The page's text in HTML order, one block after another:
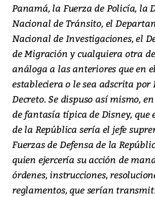
Panamá, la Fuerza de Policía, la
Nacional de Tránsito, el
Nacional de Investigaciones, el
de Migración y cualquiera otra
análoga a las anteriores que en
estableciera o le sea adscrita por
Decreto. Se dispuso así mismo,
de fantasía típica de Disney, que
de la República sería el jefe
Fuerzas de Defensa de la
quien ejercería su acción de
órdenes, instrucciones,
reglamentos, que serían